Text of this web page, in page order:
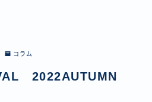
コラム
2022AUTUMN